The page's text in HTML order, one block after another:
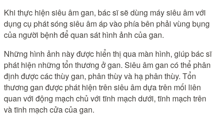
Khi thực hiện siêu âm gan, bác sĩ sẽ dùng máy siêu âm với
dụng cụ phát sóng siêu âm áp vào phía bên phải vùng bụng
của người bệnh để quan sát hình ảnh của gan.
Những hình ảnh này được hiển thị qua màn hình, giúp bác sĩ
phát hiện những tổn thương ở gan. Siêu âm gan có thể phân
định được các thùy gan, phân thùy và hạ phân thùy. Tổn
thương gan được phát hiện trên siêu âm dựa trên mối liên
quan với động mạch chủ với tĩnh mạch dưới, tĩnh mạch trên
và tĩnh mạch cửa của gan.